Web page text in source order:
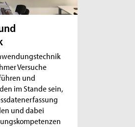
Versuche
und
im Stande sein,
und dabei